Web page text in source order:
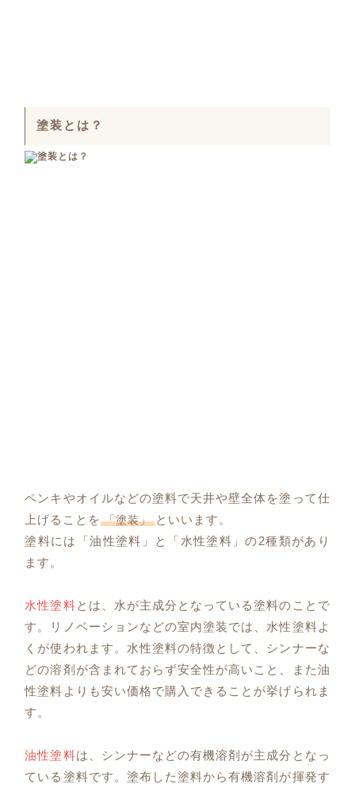
塗装とは？
ペンキやオイルなどの塗料で天井や壁全体を塗って仕
上げることを 「塗装」 といいます。
塗料には「油性塗料」と「水性塗料」の2種類があり
ます。
水性塗料とは、水が主成分となっている塗料のことで
す。リノベーションなどの室内塗装では、水性塗料よ
くが使われます。水性塗料の特徴として、シンナーな
どの溶剤が含まれておらず安全性が高いこと、また油
性塗料よりも安い価格で購入できることが挙げられま
す。
油性塗料は、シンナーなどの有機溶剤が主成分となっ
ている塗料です。塗布した塗料から有機溶剤が揮発す